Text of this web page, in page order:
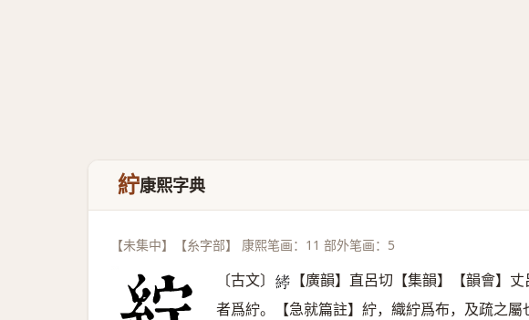
紵康熙字典
【未集中】【糸字部】 康熙笔画：11 部外笔画：5
〔古文〕 𦂂 【廣韻】直呂切【集韻】【韻會】丈
者爲紵。【急就篇註】紵，織紵爲布，及疏之屬